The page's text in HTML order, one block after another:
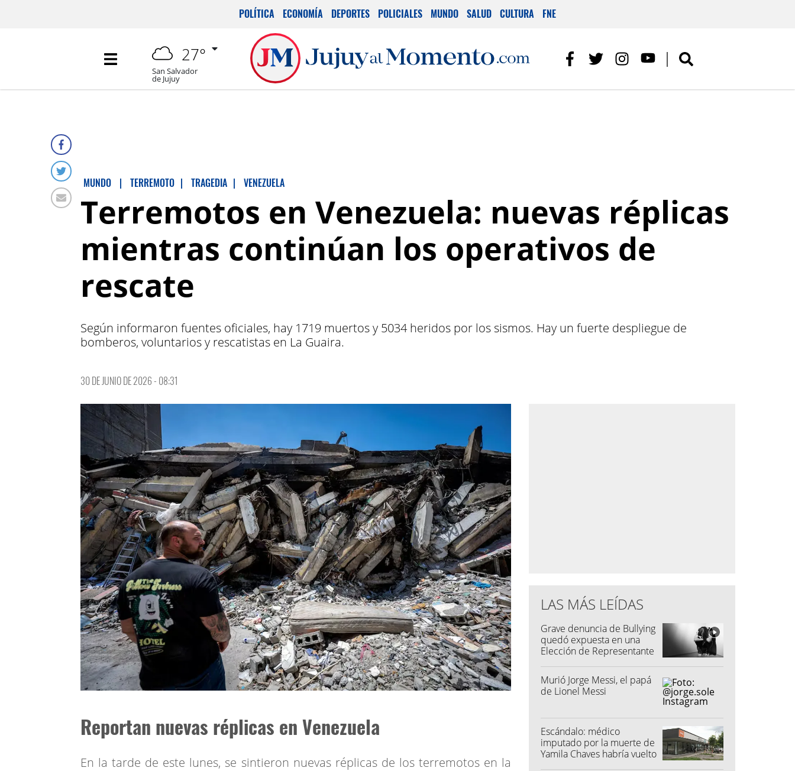
POLÍTICA ECONOMÍA DEPORTES POLICIALES MUNDO SALUD CULTURA FNE
27°
San Salvador
de Jujuy
MUNDO | TERREMOTO | TRAGEDIA | VENEZUELA
Terremotos en Venezuela: nuevas réplicas
mientras continúan los operativos de
rescate
Según informaron fuentes oficiales, hay 1719 muertos y 5034 heridos por los sismos. Hay un fuerte despliegue de
bomberos, voluntarios y rescatistas en La Guaira.
30 DE JUNIO DE 2026 - 08:31
Reportan nuevas réplicas en Venezuela
En la tarde de este lunes, se sintieron nuevas réplicas de los terremotos en la
LAS MÁS LEÍDAS
Grave denuncia de Bullying
quedó expuesta en una
Elección de Representante
Murió Jorge Messi, el papá
de Lionel Messi
Escándalo: médico
imputado por la muerte de
Yamila Chaves habría vuelto